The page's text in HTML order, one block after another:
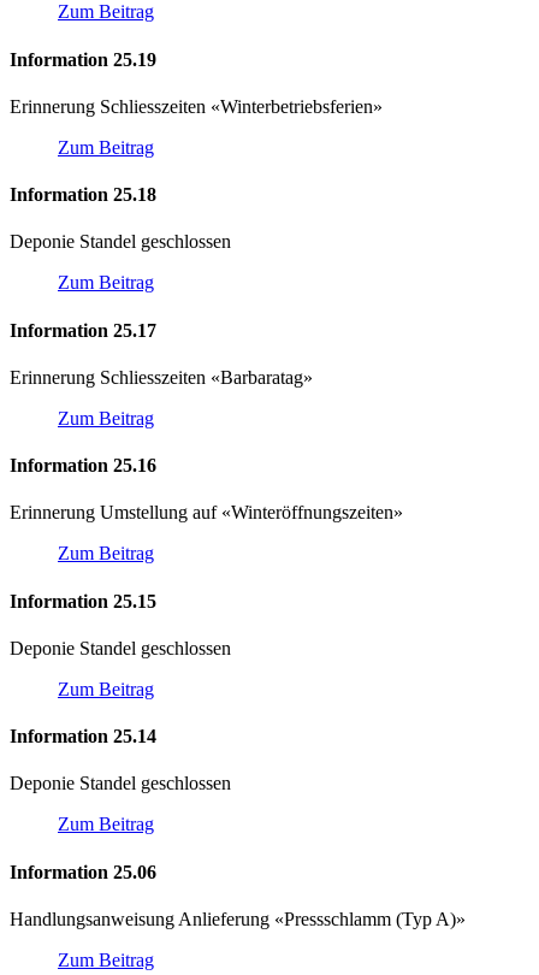
Zum Beitrag
Information 25.19
Erinnerung Schliesszeiten «Winterbetriebsferien»
Zum Beitrag
Information 25.18
Deponie Standel geschlossen
Zum Beitrag
Information 25.17
Erinnerung Schliesszeiten «Barbaratag»
Zum Beitrag
Information 25.16
Erinnerung Umstellung auf «Winteröffnungszeiten»
Zum Beitrag
Information 25.15
Deponie Standel geschlossen
Zum Beitrag
Information 25.14
Deponie Standel geschlossen
Zum Beitrag
Information 25.06
Handlungsanweisung Anlieferung «Pressschlamm (Typ A)»
Zum Beitrag